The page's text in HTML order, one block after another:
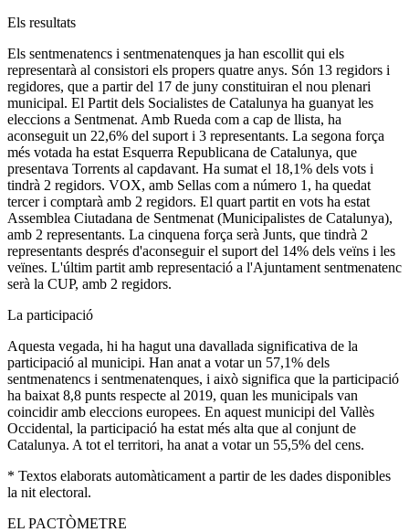
Els resultats
Els sentmenatencs i sentmenatenques ja han escollit qui els
representarà al consistori els propers quatre anys. Són 13 regidors i
regidores, que a partir del 17 de juny constituiran el nou plenari
municipal. El Partit dels Socialistes de Catalunya ha guanyat les
eleccions a Sentmenat. Amb Rueda com a cap de llista, ha
aconseguit un 22,6% del suport i 3 representants. La segona força
més votada ha estat Esquerra Republicana de Catalunya, que
presentava Torrents al capdavant. Ha sumat el 18,1% dels vots i
tindrà 2 regidors. VOX, amb Sellas com a número 1, ha quedat
tercer i comptarà amb 2 regidors. El quart partit en vots ha estat
Assemblea Ciutadana de Sentmenat (Municipalistes de Catalunya),
amb 2 representants. La cinquena força serà Junts, que tindrà 2
representants després d'aconseguir el suport del 14% dels veïns i les
veïnes. L'últim partit amb representació a l'Ajuntament sentmenatenc
serà la CUP, amb 2 regidors.
La participació
Aquesta vegada, hi ha hagut una davallada significativa de la
participació al municipi. Han anat a votar un 57,1% dels
sentmenatencs i sentmenatenques, i això significa que la participació
ha baixat 8,8 punts respecte al 2019, quan les municipals van
coincidir amb eleccions europees. En aquest municipi del Vallès
Occidental, la participació ha estat més alta que al conjunt de
Catalunya. A tot el territori, ha anat a votar un 55,5% del cens.
* Textos elaborats automàticament a partir de les dades disponibles
la nit electoral.
EL PACTÒMETRE